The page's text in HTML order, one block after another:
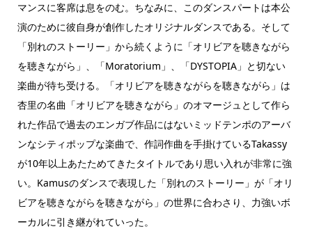
マンスに客席は息をのむ。ちなみに、このダンスパートは本公
演のために彼自身が創作したオリジナルダンスである。そして
「別れのストーリー」から続くように「オリビアを聴きながら
を聴きながら」、「Moratorium」、「DYSTOPIA」と切ない
楽曲が待ち受ける。「オリビアを聴きながらを聴きながら」は
杏里の名曲「オリビアを聴きながら」のオマージュとして作ら
れた作品で過去のエンガブ作品にはないミッドテンポのアーバ
ンなシティポップな楽曲で、作詞作曲を手掛けているTakassy
が10年以上あたためてきたタイトルであり思い入れが非常に強
い。Kamusのダンスで表現した「別れのストーリー」が「オリ
ビアを聴きながらを聴きながら」の世界に合わさり、力強いボ
ーカルに引き継がれていった。